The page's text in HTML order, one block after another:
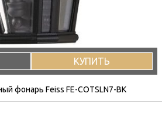
КУПИТЬ
фонарь Feiss FE-COTSLN7-BK